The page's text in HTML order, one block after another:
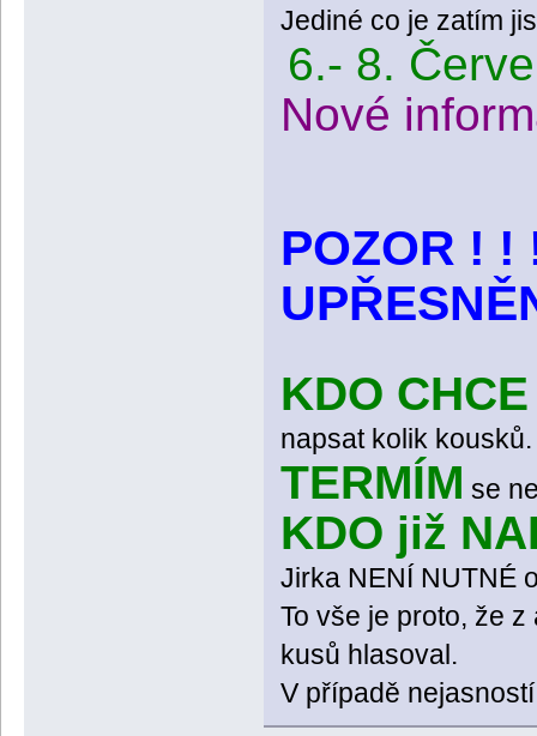
Jediné co je zatím
6.- 8.
Nové
POZOR ! !
KDO
napsat kolik
TERMÍM se
KDO již
Jirka NENÍ NUTNÉ
To vše je proto, že
kusů hlasoval.
V případě